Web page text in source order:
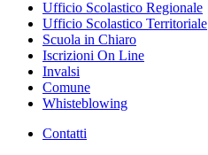
Ufficio Scolastico Regionale
Ufficio Scolastico Territoriale
Scuola in Chiaro
Iscrizioni On Line
Invalsi
Comune
Whisteblowing
Contatti